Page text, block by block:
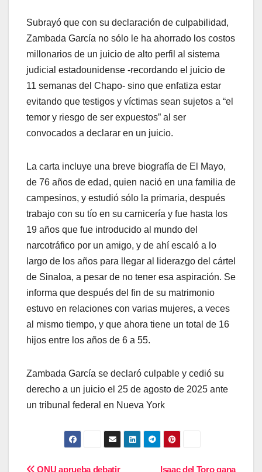
Subrayó que con su declaración de culpabilidad,
Zambada García no sólo le ha ahorrado los costos
millonarios de un juicio de alto perfil al sistema
judicial estadounidense -recordando el juicio de
11 semanas del Chapo- sino que enfatiza estar
evitando que testigos y víctimas sean sujetos a “el
temor y riesgo de ser expuestos” al ser
convocados a declarar en un juicio.
La carta incluye una breve biografía de El Mayo,
de 76 años de edad, quien nació en una familia de
campesinos, y estudió sólo la primaria, después
trabajo con su tío en su carnicería y fue hasta los
19 años que fue introducido al mundo del
narcotráfico por un amigo, y de ahí escaló a lo
largo de los años para llegar al liderazgo del cártel
de Sinaloa, a pesar de no tener esa aspiración. Se
informa que después del fin de su matrimonio
estuvo en relaciones con varias mujeres, a veces
al mismo tiempo, y que ahora tiene un total de 16
hijos entre los años de 6 a 55.
Zambada García se declaró culpable y cedió su
derecho a un juicio el 25 de agosto de 2025 ante
un tribunal federal en Nueva York
Isaac del Toro gana
ONU aprueba debatir